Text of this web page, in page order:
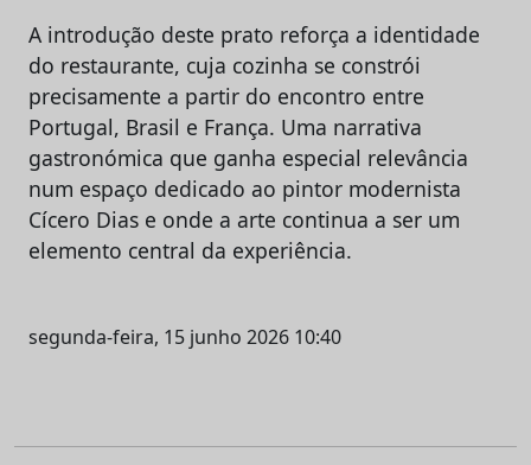
A introdução deste prato reforça a identidade
do restaurante, cuja cozinha se constrói
precisamente a partir do encontro entre
Portugal, Brasil e França. Uma narrativa
gastronómica que ganha especial relevância
num espaço dedicado ao pintor modernista
Cícero Dias e onde a arte continua a ser um
elemento central da experiência.
segunda-feira, 15 junho 2026 10:40